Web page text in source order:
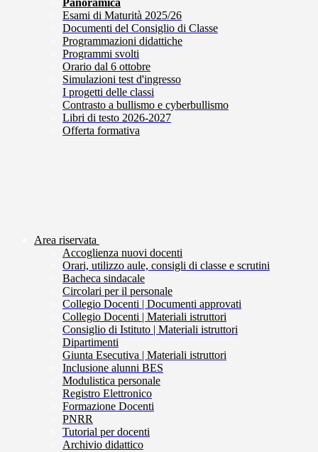
Panoramica
Esami di Maturità 2025/26
Documenti del Consiglio di Classe
Programmazioni didattiche
Programmi svolti
Orario dal 6 ottobre
Simulazioni test d'ingresso
I progetti delle classi
Contrasto a bullismo e cyberbullismo
Libri di testo 2026-2027
Offerta formativa
Area riservata
Accoglienza nuovi docenti
Orari, utilizzo aule, consigli di classe e scrutini
Bacheca sindacale
Circolari per il personale
Collegio Docenti | Documenti approvati
Collegio Docenti | Materiali istruttori
Consiglio di Istituto | Materiali istruttori
Dipartimenti
Giunta Esecutiva | Materiali istruttori
Inclusione alunni BES
Modulistica personale
Registro Elettronico
Formazione Docenti
PNRR
Tutorial per docenti
Archivio didattico